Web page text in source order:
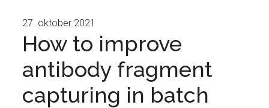
27. oktober 2021
How to improve
antibody fragment
capturing in batch